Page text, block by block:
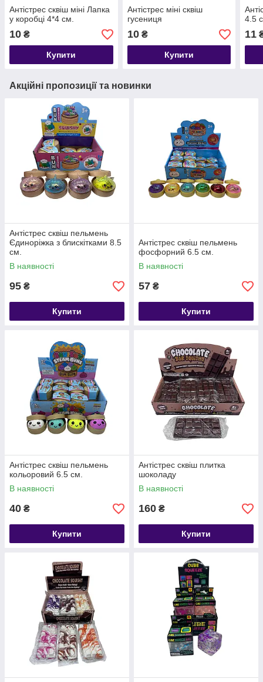
Антістрес сквіш міні Лапка
у коробці 4*4 см.
10 ₴
Купити
Антістрес міні сквіш
гусениця
10₴
Купити
4.5
11
Акційні пропозиції та новинки
Антістрес сквіш пельмень
Єдиноріжка з блискітками 8.5
см.
В наявності
95 ₴
Купити
Антістрес сквіш пельмень
фосфорний 6.5 см.
В наявності
57 ₴
Купити
Антістрес сквіш пельмень
кольоровий 6.5 см.
В наявності
40 ₴
Купити
Антістрес сквіш плитка
шоколаду
В наявності
160 ₴
Купити